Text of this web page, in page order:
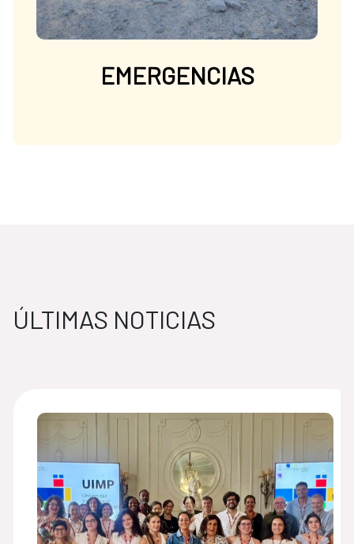
EMERGENCIAS
ÚLTIMAS NOTICIAS